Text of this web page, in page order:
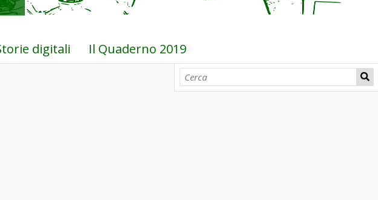
digitali Il Quaderno 2019